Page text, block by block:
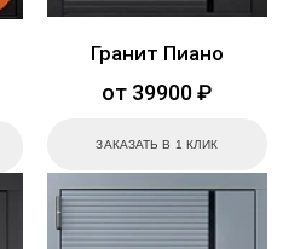
Гранит Пиано
от 39900 ₽
ЗАКАЗАТЬ В 1 КЛИК